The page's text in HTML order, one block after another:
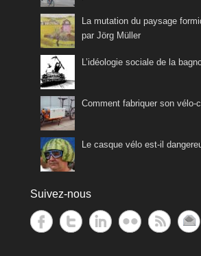
La mutation du paysage
par Jörg Müller
L’idéologie sociale de la
Comment fabriquer son vélo-
Le casque vélo est-il
Suivez-nous